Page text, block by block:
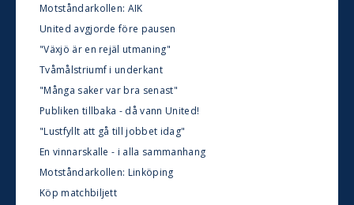
Motståndarkollen: AIK
United avgjorde före pausen
"Växjö är en rejäl utmaning"
Tvåmålstriumf i underkant
"Många saker var bra senast"
Publiken tillbaka - då vann United!
"Lustfyllt att gå till jobbet idag"
En vinnarskalle - i alla sammanhang
Motståndarkollen: Linköping
Köp matchbiljett